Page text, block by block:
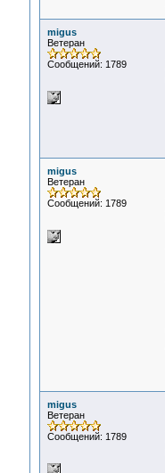
migus
Ветеран
Сообщений: 1789
migus
Ветеран
Сообщений: 1789
migus
Ветеран
Сообщений: 1789